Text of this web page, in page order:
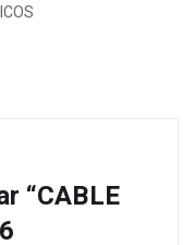
“CABLE